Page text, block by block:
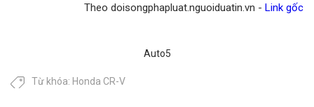
Theo doisongphapluat.nguoiduatin.vn - Link gốc
Auto5
Từ khóa: Honda CR-V